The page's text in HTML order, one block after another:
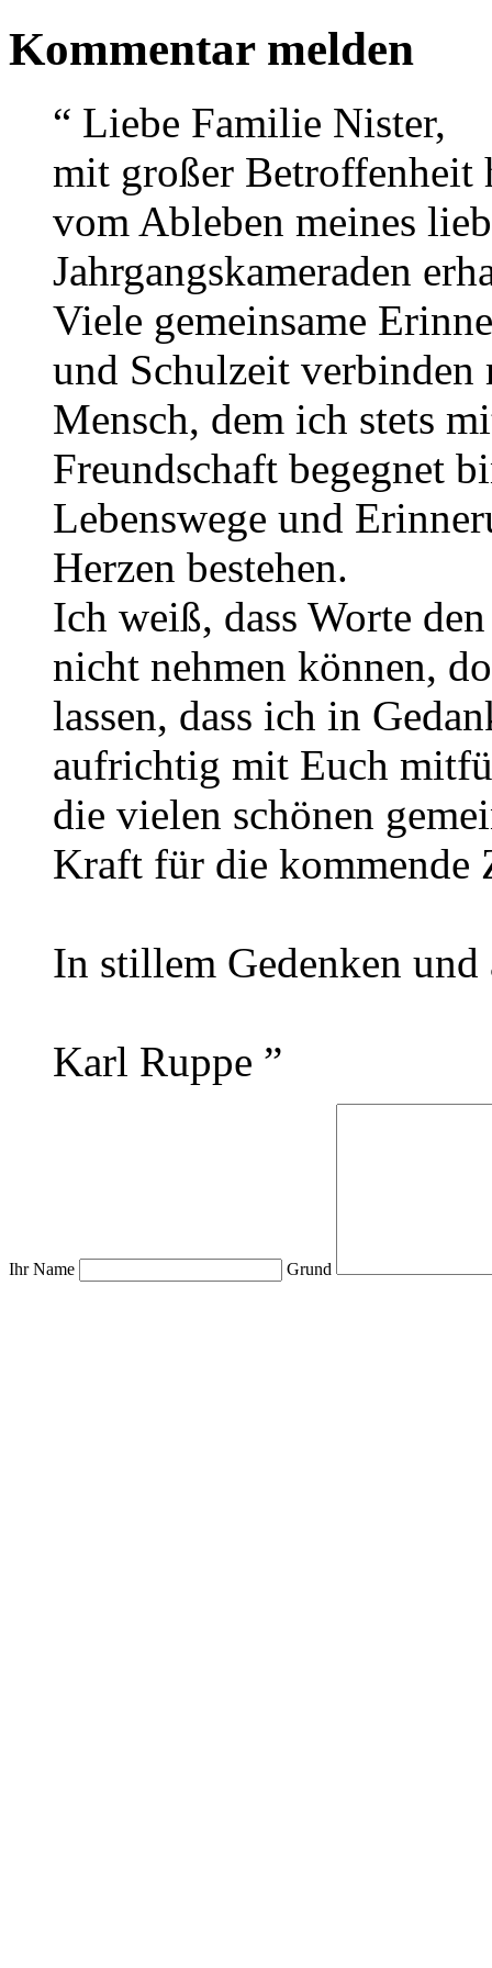
Kommentar melden
“ Liebe Familie Nister,
mit großer Betroffenheit
vom Ableben meines
Jahrgangskameraden
Viele gemeinsame
und Schulzeit
Mensch, dem ich stets
Freundschaft begegnet
Lebenswege und
Herzen bestehen.
Ich weiß, dass Worte
nicht nehmen können,
lassen, dass ich in
aufrichtig mit Euch
die vielen schönen
Kraft für die kommende
In stillem Gedenken
Karl Ruppe ”
Ihr Name Grund